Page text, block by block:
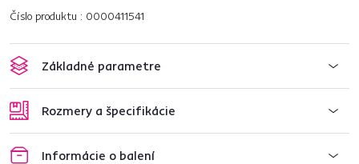
Číslo produktu : 0000411541
Základné parametre
Rozmery a špecifikácie
Informácie o balení